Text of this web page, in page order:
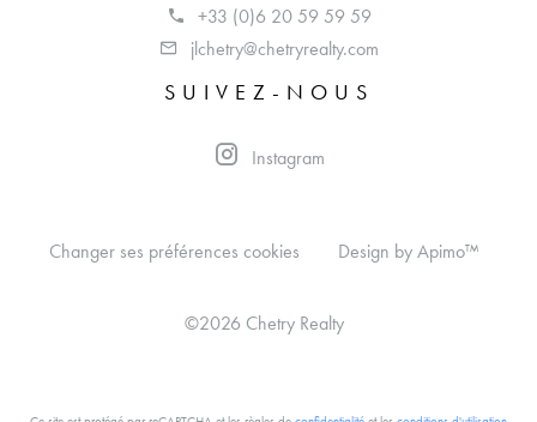
+33 (0)6 20 59 59 59
jlchetry@chetryrealty.com
SUIVEZ-NOUS
Instagram
Changer ses préférences cookies Design by Apimo™
©2026 Chetry Realty